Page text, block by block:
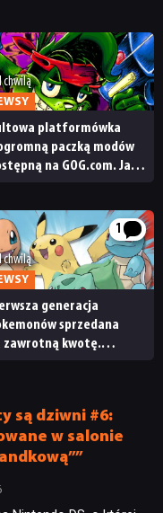
chwilą
platformówka
paczką modów
na GOG.com. Jazz
1
chwilą
generacja
sprzedana
zawrotną kwotę.
są dziwni #6:
w salonie